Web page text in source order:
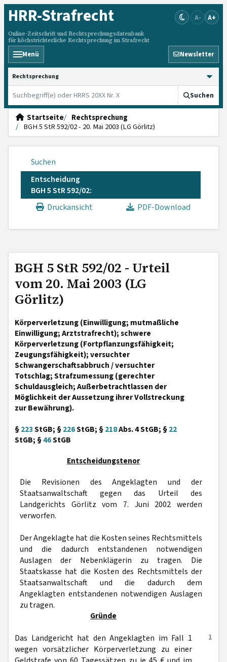
HRR-Strafrecht
Online-Zeitschrift und Rechtsprechungsdatenbank
für höchstrichterliche Rechtsprechung im Strafrecht
A- A+
Menü Newsletter
HRRS durchsuchen
Suchen
Startseite
Rechtsprechung
BGH 5 StR 592/02 - 20. Mai 2003 (LG Görlitz)
Suchen
Entscheidung
BGH 5 StR 592/02:
Druckansicht
PDF-Download
BGH 5 StR 592/02 - Urteil
vom 20. Mai 2003 (LG
Görlitz)
Körperverletzung (Einwilligung; mutmaßliche
Einwilligung; Arztstrafrecht); schwere
Körperverletzung (Fortpflanzungsfähigkeit;
Zeugungsfähigkeit); versuchter
Schwangerschaftsabbruch / versuchter
Totschlag; Strafzumessung (gerechter
Schuldausgleich; Außerbetrachtlassen der
Möglichkeit der Aussetzung ihrer Vollstreckung
zur Bewährung).
§223StGB; §226StGB; §218Abs. 4 StGB; §22
StGB; §46StGB
Entscheidungstenor
Die Revisionen des Angeklagten und der
Staatsanwaltschaft gegen das Urteil des
Landgerichts Görlitz vom 7. Juni 2002 werden
verworfen.
Der Angeklagte hat die Kosten seines Rechtsmittels
und die dadurch entstandenen notwendigen
Auslagen der Nebenklägerin zu tragen. Die
Staatskasse hat die Kosten des Rechtsmittels der
Staatsanwaltschaft und die dadurch dem
Angeklagten entstandenen notwendigen Auslagen
zu tragen.
Gründe
1
Das Landgericht hat den Angeklagten im Fall 1
wegen vorsätzlicher Körperverletzung zu einer